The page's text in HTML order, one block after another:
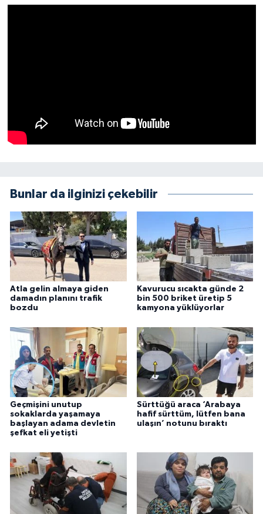
Bunlar da ilginizi çekebilir
Atla gelin almaya giden
damadın planını trafik
bozdu
Kavurucu sıcakta günde 2
bin 500 briket üretip 5
kamyona yüklüyorlar
Geçmişini unutup
sokaklarda yaşamaya
başlayan adama devletin
şefkat eli yetişti
Sürttüğü araca ‘Arabaya
hafif sürttüm, lütfen bana
ulaşın’ notunu bıraktı